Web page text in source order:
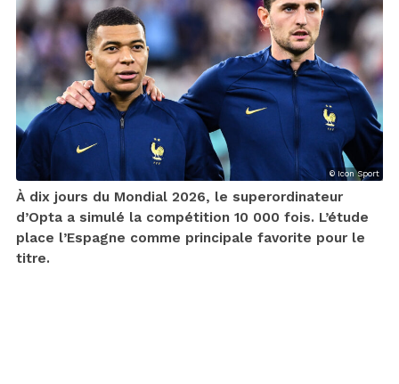
© Icon Sport
À dix jours du Mondial 2026, le superordinateur
d’Opta a simulé la compétition 10 000 fois. L’étude
place l’Espagne comme principale favorite pour le
titre.